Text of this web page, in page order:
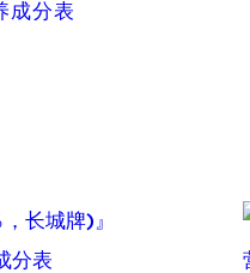
成分表